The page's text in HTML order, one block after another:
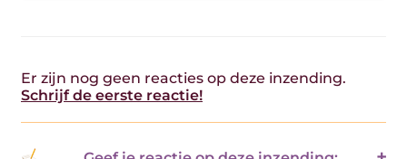
Er zijn nog geen reacties op deze inzending.
Schrijf de eerste reactie!